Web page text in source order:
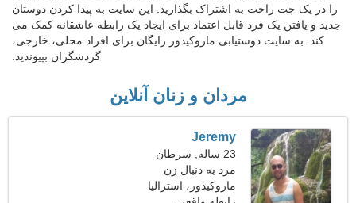
را در یک چت راحت به اشتراک بگذارید. این سایت به پیدا کردن دوستان
جدید و یافتن یک فرد قابل اعتماد برای ایجاد یک رابطه عاشقانه کمک می
کند. به سایت دوستیابی ماروکیدور رایگان برای افراد محلی، خارجی،
گردشگران بپیوندید.
مردان و زنان آنلاین
Jeremy
23 ساله, سرطان
مرد به دنبال زن
ماروکیدور، استرالیا